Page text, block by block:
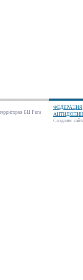
БЦ Рига
ФЕДЕРАЦИЯ
Создание